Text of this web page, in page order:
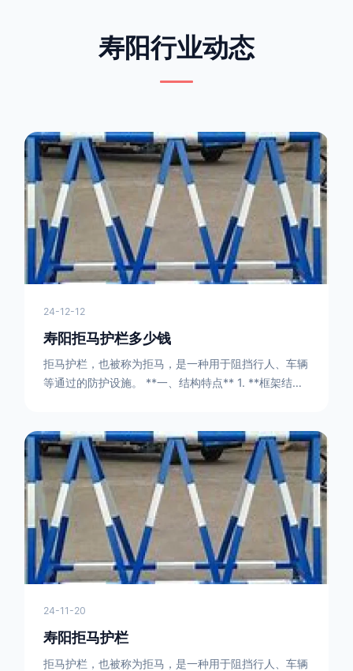
寿阳行业动态
24-12-12
寿阳拒马护栏多少钱
拒马护栏，也被称为拒马，是一种用于阻挡行人、车辆
等通过的防护设施。 **一、结构特点** 1. **框架结构
方形的框架组合。这些框架相互连接，形成一个稳定的
结构，能够承受一定的冲击力。例如，在一些临时交通
管制的现场，三角形框架的拒马护栏可以很方便地拼接
在一起，像一个个小的三角锥形状的结构单
24-11-20
寿阳拒马护栏
拒马护栏，也被称为拒马，是一种用于阻挡行人、车辆